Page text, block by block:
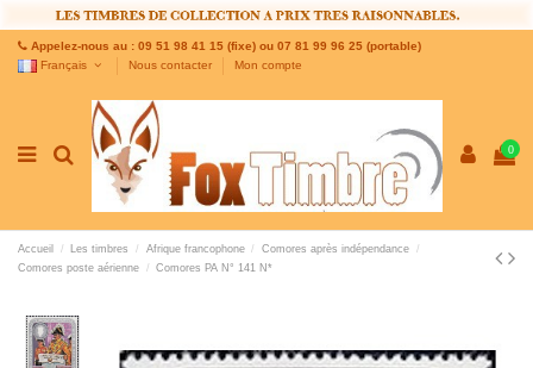
Appelez-nous au : 09 51 98 41 15 (fixe) ou 07 81 99 96 25 (portable)
Français
Nous contacter Mon compte
0
Accueil Les timbres Afrique francophone
Comores après indépendance
Comores poste aérienne
Comores PA N° 141 N*